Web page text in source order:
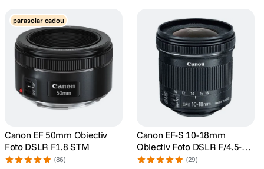
5. lavaliera
6. canon sx740 hs
7 .
sony fx
9 dji mic mini
10 . dji osmo pocket 4
parasolar cadou
Canon EF 50mm Obiectiv
Foto DSLR F1.8 STM
(86)
Canon EF-S 10-18mm
Obiectiv Foto DSLR F/4.5-5.6
IS STM
(29)